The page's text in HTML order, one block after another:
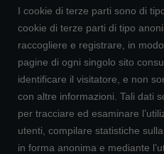
I cookie di terze parti sono di
cookie di terze parti di tipo
raccogliere e registrare, in
pagine di ogni singolo sito
identificare il visitatore, e non
con altre informazioni. Tali dati
per tracciare ed esaminare
utenti, compilare statistiche
in forma anonima e mediante